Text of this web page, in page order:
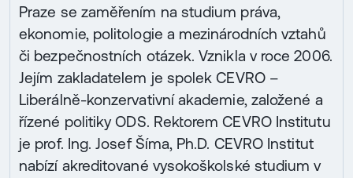
Praze se zaměřením na studium práva,
ekonomie, politologie a mezinárodních vztahů
či bezpečnostních otázek. Vznikla v roce 2006.
Jejím zakladatelem je spolek CEVRO –
Liberálně-konzervativní akademie, založené a
řízené politiky ODS. Rektorem CEVRO Institutu
je prof. Ing. Josef Šíma, Ph.D. CEVRO Institut
nabízí akreditované vysokoškolské studium v